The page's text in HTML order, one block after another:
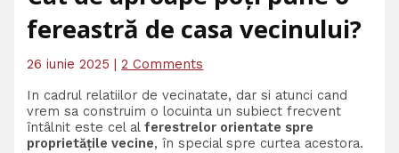
fereastră de casa vecinului?
26 iunie 2025 |2 Comments
In cadrul relatiilor de vecinatate, dar si atunci cand
vrem sa construim o locuinta un subiect frecvent
întâlnit este cel alferestrelor orientate spre
proprietățile vecine, în special spre curtea acestora.